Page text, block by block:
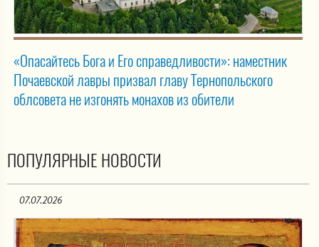
«Опасайтесь Бога и Его справедливости»: наместник
Почаевской лавры призвал главу Тернопольского
облсовета не изгонять монахов из обители
ПОПУЛЯРНЫЕ НОВОСТИ
07.07.2026